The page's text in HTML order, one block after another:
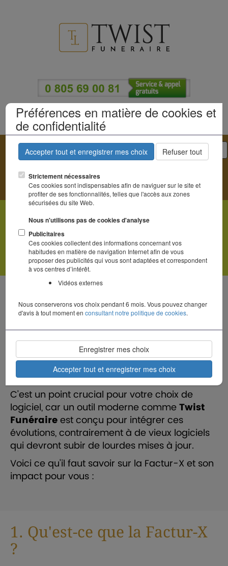
Préférences en matière de cookies et
de confidentialité
Accepter tout et enregistrer mes choix Refuser tout
Strictement nécessaires
Ces cookies sont indispensables afin de naviguer sur le site et
profiter de ses fonctionnalités, telles que l'accès aux zones
sécurisées du site Web.
Nous n'utilisons pas de cookies d'analyse
Publicitaires
Ces cookies collectent des informations concernant vos
habitudes en matière de navigation Internet afin de vous
proposer des publicités qui vous sont adaptées et correspondent
à vos centres d’intérêt.
Vidéos externes
Nous conserverons vos choix pendant 6 mois. Vous pouvez changer
d'avis à tout moment enconsultant notre politique de cookies.
Enregistrer mes choix
Accepter tout et enregistrer mes choix
du lundi au vendredi de 9h à 12h 14h à 19h et le samedi de 9h30 à 12h00
Factur-X en France :
l'essentiel à connaître
ou Facture electronique
En France,la Factur-Xest le nouveau
standard de facturation électronique qui va
devenir obligatoire pour toutes les entreprises,
y compris les pompes funèbres.
C'est un point crucial pour votre choix de
logiciel, car un outil moderne commeTwist
Funéraireest conçu pour intégrer ces
évolutions, contrairement à de vieux logiciels
qui devront subir de lourdes mises à jour.
Voici ce qu'il faut savoir sur la Factur-X et son
impact pour vous :
1. Qu'est-ce que la Factur-X
?